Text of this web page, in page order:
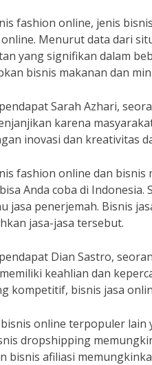
fashion online, jenis
Menurut data dari
yang signifikan dalam
bisnis makanan dan
Sarah Azhari,
karena
inovasi dan kreativitas
fashion online dan
Anda coba di
jasa penerjemah. Bisnis
jasa-jasa tersebut.
Dian Sastro,
keahlian dan
kompetitif, bisnis jasa
online terpopuler lain
dropshipping
bisnis afiliasi